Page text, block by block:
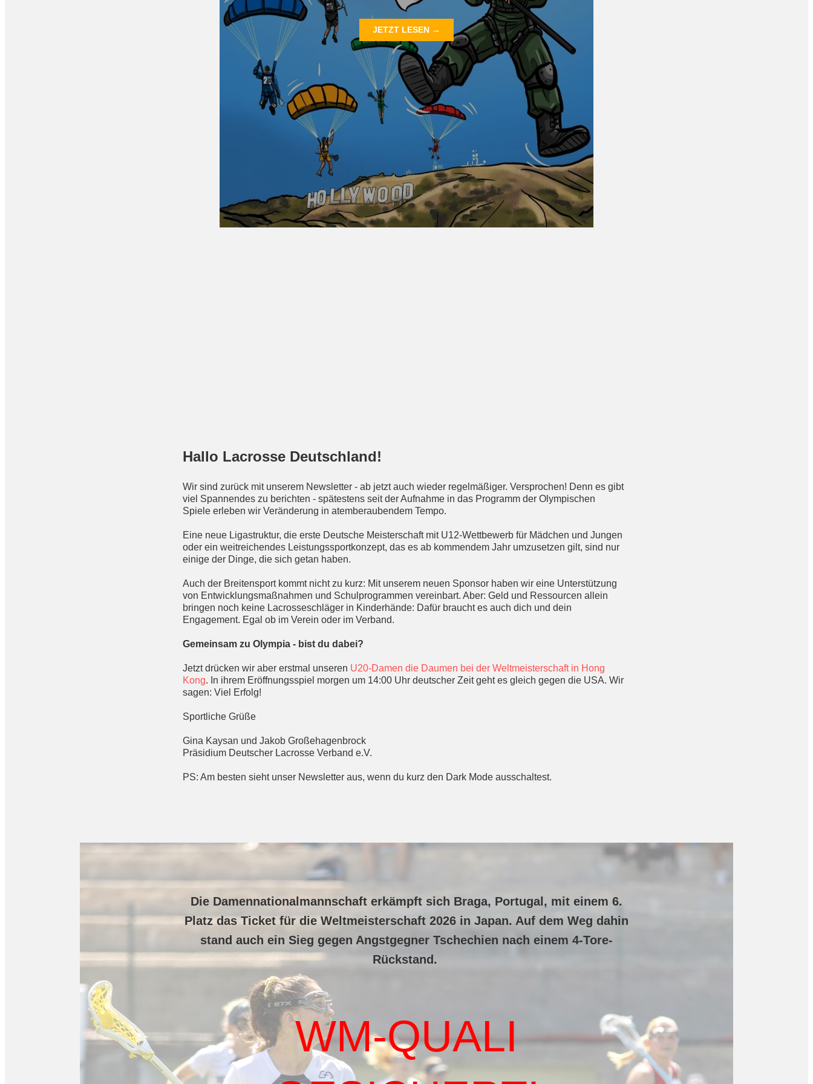
JETZT LESEN →
Hallo Lacrosse Deutschland!
Wir sind zurück mit unserem Newsletter - ab jetzt auch wieder regelmäßiger. Versprochen! Denn es gibt
viel Spannendes zu berichten - spätestens seit der Aufnahme in das Programm der Olympischen
Spiele erleben wir Veränderung in atemberaubendem Tempo.
Eine neue Ligastruktur, die erste Deutsche Meisterschaft mit U12-Wettbewerb für Mädchen und Jungen
oder ein weitreichendes Leistungssportkonzept, das es ab kommendem Jahr umzusetzen gilt, sind nur
einige der Dinge, die sich getan haben.
Auch der Breitensport kommt nicht zu kurz: Mit unserem neuen Sponsor haben wir eine Unterstützung
von Entwicklungsmaßnahmen und Schulprogrammen vereinbart. Aber: Geld und Ressourcen allein
bringen noch keine Lacrosseschläger in Kinderhände: Dafür braucht es auch dich und dein
Engagement. Egal ob im Verein oder im Verband.
Gemeinsam zu Olympia - bist du dabei?
Jetzt drücken wir aber erstmal unseren U20-Damen die Daumen bei der Weltmeisterschaft in Hong
Kong. In ihrem Eröffnungsspiel morgen um 14:00 Uhr deutscher Zeit geht es gleich gegen die USA. Wir
sagen: Viel Erfolg!
Sportliche Grüße
Gina Kaysan und Jakob Großehagenbrock
Präsidium Deutscher Lacrosse Verband e.V.
PS: Am besten sieht unser Newsletter aus, wenn du kurz den Dark Mode ausschaltest.
Die Damennationalmannschaft erkämpft sich Braga, Portugal, mit einem 6.
Platz das Ticket für die Weltmeisterschaft 2026 in Japan. Auf dem Weg dahin
stand auch ein Sieg gegen Angstgegner Tschechien nach einem 4-Tore-
Rückstand.
WM-QUALI